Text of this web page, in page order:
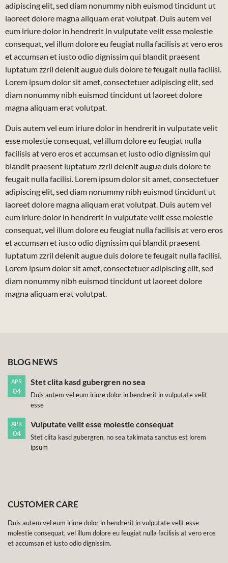
adipiscing elit, sed diam nonummy nibh euismod tincidunt ut
laoreet dolore magna aliquam erat volutpat. Duis autem vel
eum iriure dolor in hendrerit in vulputate velit esse molestie
consequat, vel illum dolore eu feugiat nulla facilisis at vero eros
et accumsan et iusto odio dignissim qui blandit praesent
luptatum zzril delenit augue duis dolore te feugait nulla facilisi.
Lorem ipsum dolor sit amet, consectetuer adipiscing elit, sed
diam nonummy nibh euismod tincidunt ut laoreet dolore
magna aliquam erat volutpat.
Duis autem vel eum iriure dolor in hendrerit in vulputate velit
esse molestie consequat, vel illum dolore eu feugiat nulla
facilisis at vero eros et accumsan et iusto odio dignissim qui
blandit praesent luptatum zzril delenit augue duis dolore te
feugait nulla facilisi. Lorem ipsum dolor sit amet, consectetuer
adipiscing elit, sed diam nonummy nibh euismod tincidunt ut
laoreet dolore magna aliquam erat volutpat. Duis autem vel
eum iriure dolor in hendrerit in vulputate velit esse molestie
consequat, vel illum dolore eu feugiat nulla facilisis at vero eros
et accumsan et iusto odio dignissim qui blandit praesent
luptatum zzril delenit augue duis dolore te feugait nulla facilisi.
Lorem ipsum dolor sit amet, consectetuer adipiscing elit, sed
diam nonummy nibh euismod tincidunt ut laoreet dolore
magna aliquam erat volutpat.
BLOG NEWS
APR
04
Stet clita kasd gubergren no sea
Duis autem vel eum iriure dolor in hendrerit in vulputate velit
esse
APR
04
Vulputate velit esse molestie consequat
Stet clita kasd gubergren, no sea takimata sanctus est lorem
ipsum
CUSTOMER CARE
Duis autem vel eum iriure dolor in hendrerit in vulputate velit esse
molestie consequat, vel illum dolore eu feugiat nulla facilisis at vero eros
et accumsan et iusto odio dignissim.